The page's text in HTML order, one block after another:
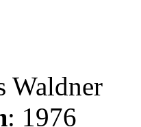
Waldner
: 1976